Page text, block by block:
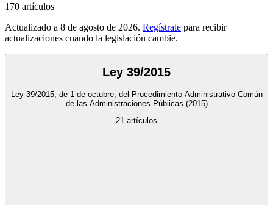
170 artículos
Actualizado a 8 de agosto de 2026. Regístrate para recibir
actualizaciones cuando la legislación cambie.
Ley 39/2015
Ley 39/2015, de 1 de octubre, del Procedimiento Administrativo Común
de las Administraciones Públicas (2015)
21 artículos